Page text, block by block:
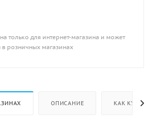
только для интернет-магазина и может
в розничных магазинах
ОПИСАНИЕ КАК КУПИТЬ